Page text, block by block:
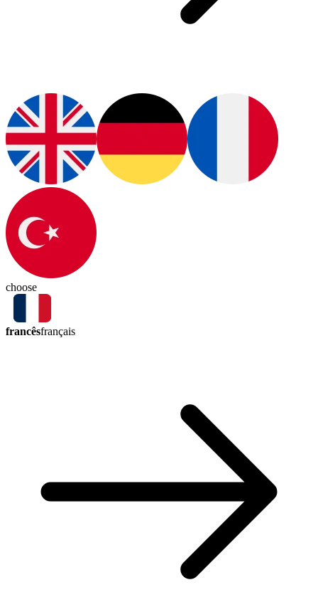
choose
francêsfrançais